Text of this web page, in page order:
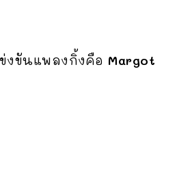
งขันแพลงกิ้งคือ Margot